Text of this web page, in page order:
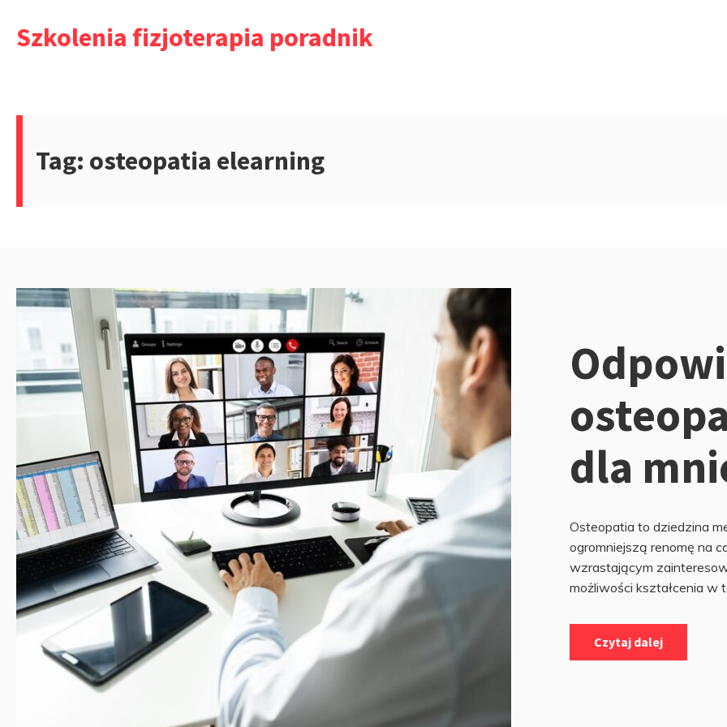
Szkolenia fizjoterapia poradnik
Tag: osteopatia elearning
dla
Osteopatia to dziedzina
ogromniejszą renomę na
wzrastającym
możliwości kształcenia w
Czytaj dalej